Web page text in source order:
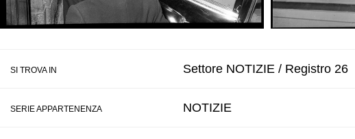
SI TROVA IN Settore NOTIZIE / Registro 26
SERIE APPARTENENZA NOTIZIE